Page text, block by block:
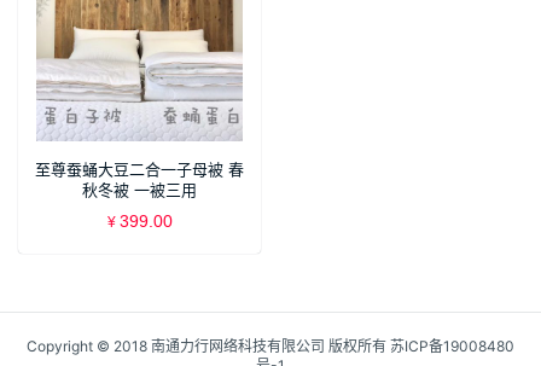
至尊蚕蛹大豆二合一子母被 春
秋冬被 一被三用
¥ 399.00
Copyright © 2018 南通力行网络科技有限公司 版权所有 苏ICP备19008480